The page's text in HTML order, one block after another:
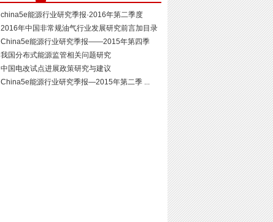
china5e能源行业研究季报·2016年第二季度
2016年中国非常规油气行业发展研究前言加目录
China5e能源行业研究季报——2015年第四季
我国分布式能源监管相关问题研究
中国电改试点进展政策研究与建议
China5e能源行业研究季报—2015年第二季 ...